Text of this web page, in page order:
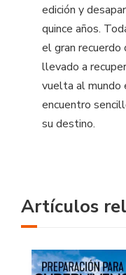
edición y
quince años.
el gran recuerdo
llevado a
vuelta al mundo
encuentro
su destino.
Artículos